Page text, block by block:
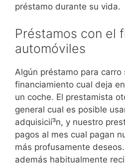
préstamo durante su vida.
Préstamos con el
automóviles
Algún préstamo para
financiamiento cual deja
un coche. El prestamista
general cual es posible
adquisicií³n, y nuestro
pagos al mes cual pagan
más profusamente
además habitualmente